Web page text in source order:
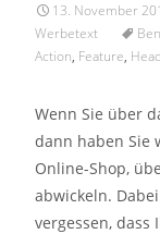
13. November
Werbetext
Action, Feature,
Wenn Sie über
dann haben Sie
Online-Shop,
abwickeln.
vergessen,